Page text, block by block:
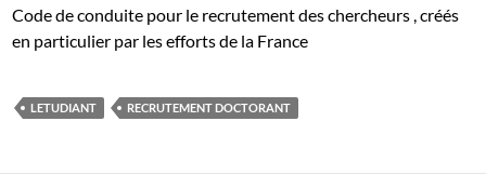
Code de conduite pour le recrutement des chercheurs , créés
en particulier par les efforts de la France
LETUDIANT RECRUTEMENT DOCTORANT